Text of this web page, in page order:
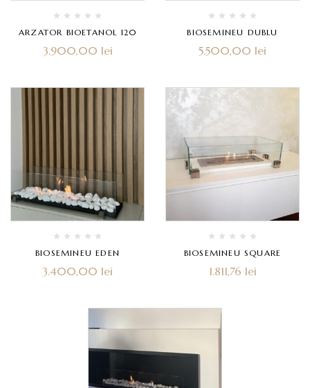
ARZATOR BIOETANOL 120
3.900,00 lei
BIOSEMINEU DUBLU
5.500,00 lei
BIOSEMINEU EDEN
3.400,00 lei
BIOSEMINEU SQUARE
1.811,76 lei